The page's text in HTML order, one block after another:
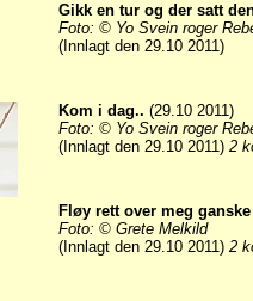
Gikk en tur og der satt
Foto: © Yo Svein roger
(Innlagt den 29.10 2011)
Kom i dag.. (29.10 2011)
Foto: © Yo Svein roger
(Innlagt den 29.10 2011) 2
Fløy rett over meg
Foto: © Grete Melkild
(Innlagt den 29.10 2011) 2